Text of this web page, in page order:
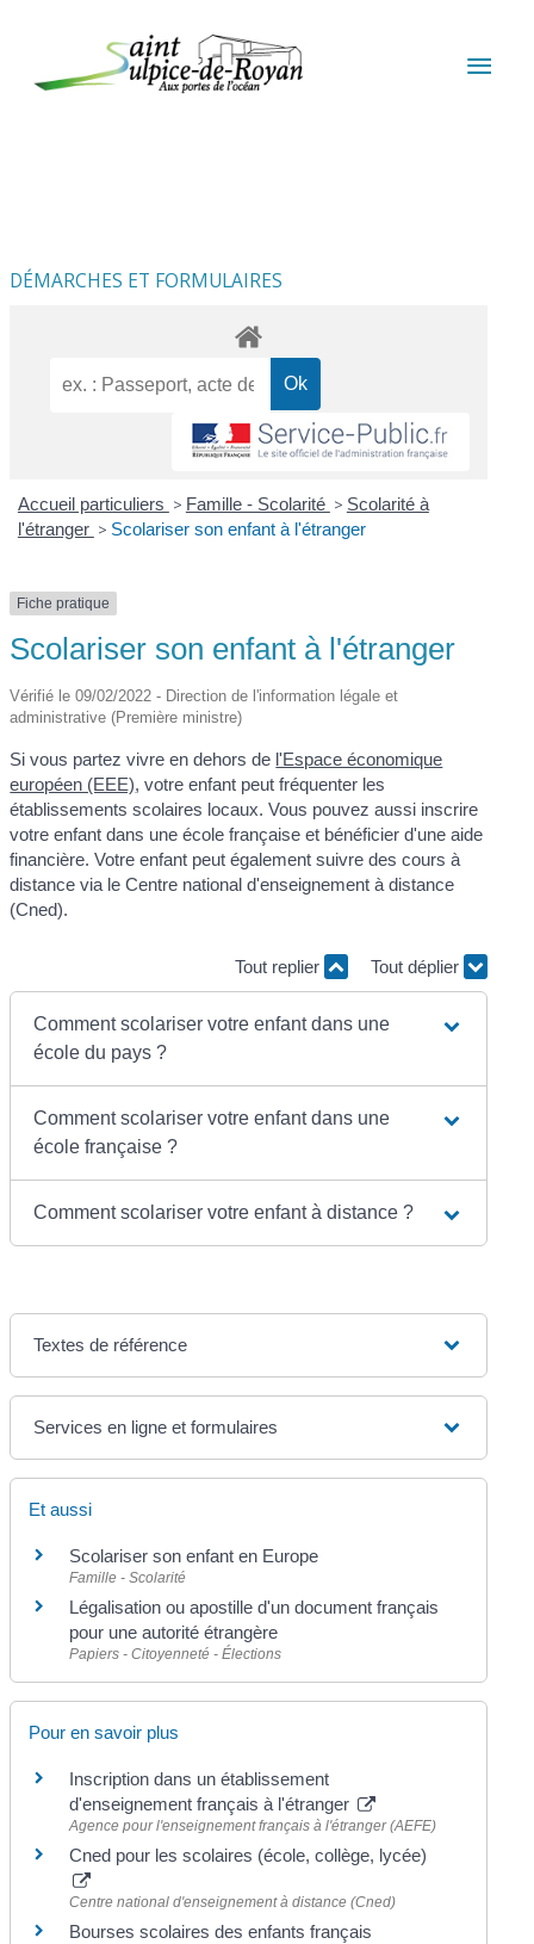
DÉMARCHES ET FORMULAIRES
Accueil particuliers > Famille - Scolarité > Scolarité à
l'étranger > Scolariser son enfant à l'étranger
Fiche pratique
Scolariser son enfant à l'étranger
Vérifié le 09/02/2022 - Direction de l'information légale et
administrative (Première ministre)
Si vous partez vivre en dehors de l'Espace économique
européen (EEE), votre enfant peut fréquenter les
établissements scolaires locaux. Vous pouvez aussi inscrire
votre enfant dans une école française et bénéficier d'une aide
financière. Votre enfant peut également suivre des cours à
distance via le Centre national d'enseignement à distance
(Cned).
Tout replier Tout déplier
Comment scolariser votre enfant dans une
école du pays ?
Comment scolariser votre enfant dans une
école française ?
Comment scolariser votre enfant à distance ?
Textes de référence
Services en ligne et formulaires
Et aussi
Scolariser son enfant en Europe
Famille - Scolarité
Légalisation ou apostille d'un document français
pour une autorité étrangère
Papiers - Citoyenneté - Élections
Pour en savoir plus
Inscription dans un établissement
d'enseignement français à l'étranger
Agence pour l'enseignement français à l'étranger (AEFE)
Cned pour les scolaires (école, collège, lycée)
Centre national d'enseignement à distance (Cned)
Bourses scolaires des enfants français